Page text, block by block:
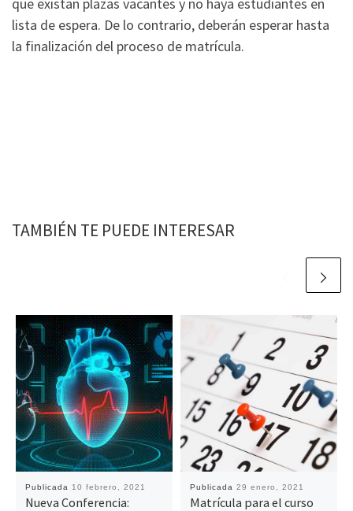
lista de espera. De lo contrario, deberán esperar hasta
la finalización del proceso de matrícula.
TAMBIÉN TE PUEDE INTERESAR
Publicada 10 febrero, 2021
Nueva Conferencia:
Publicada 29 enero, 2021
Matrícula para el curso